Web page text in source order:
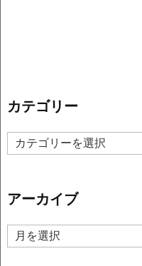
カテゴリー
カ
テ
ー
アーカイブ
ア
ー